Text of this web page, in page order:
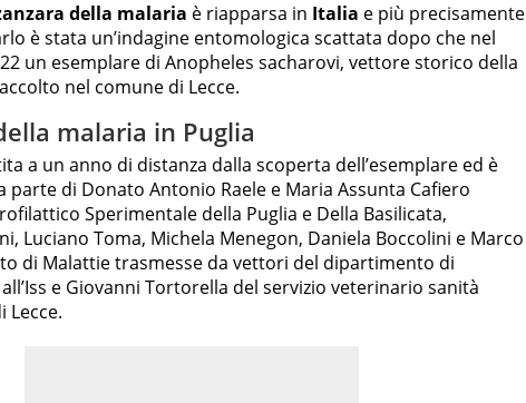
della malaria è riapparsa in Italia e più precisamente
è stata un’indagine entomologica scattata dopo che nel
un esemplare di Anopheles sacharovi, vettore storico della
nel comune di Lecce.
malaria in Puglia
a un anno di distanza dalla scoperta dell’esemplare ed è
parte di Donato Antonio Raele e Maria Assunta Cafiero
Sperimentale della Puglia e Della Basilicata,
Luciano Toma, Michela Menegon, Daniela Boccolini e Marco
di Malattie trasmesse da vettori del dipartimento di
e Giovanni Tortorella del servizio veterinario sanità
Lecce.